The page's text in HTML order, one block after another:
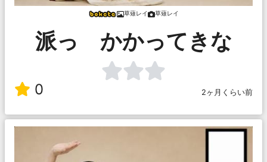
草薙レイ 草薙レイ
派っ かかってきな
0 2ヶ月くらい前